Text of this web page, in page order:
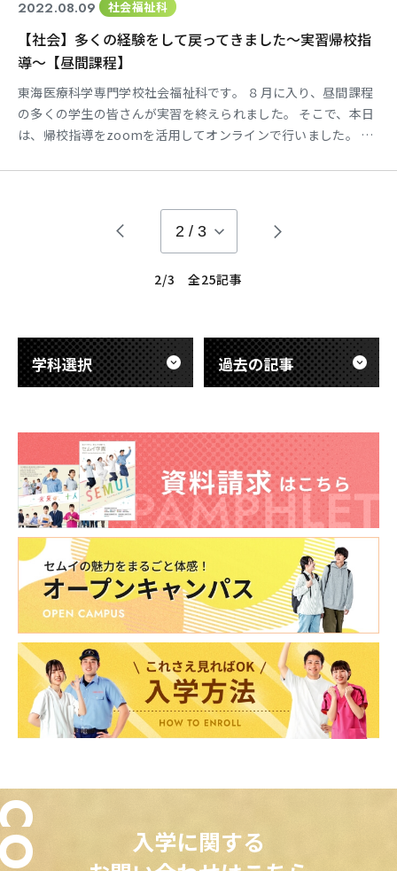
2022.08.09 社会福祉科
【社会】多くの経験をして戻ってきました～実習帰校指
導～【昼間課程】
東海医療科学専門学校社会福祉科です。 ８月に入り、昼間課程
の多くの学生の皆さんが実習を終えられました。 そこで、本日
は、帰校指導をzoomを活用してオンラインで行いました。 全
びやそれぞれの視点での違いを共有することによって、自
2 / 3
2/3 全25記事
学科選択 過去の記事
入学に関する